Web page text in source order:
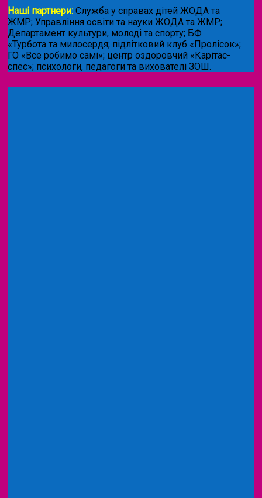
Наші партнери: Служба у справах дітей ЖОДА та
ЖМР; Управління освіти та науки ЖОДА та ЖМР;
Департамент культури, молоді та спорту; БФ
«Турбота та милосердя; підлітковий клуб «Пролісок»;
ГО «Все робимо самі»; центр оздоровчий «Карітас-
спес»; психологи, педагоги та вихователі ЗОШ.